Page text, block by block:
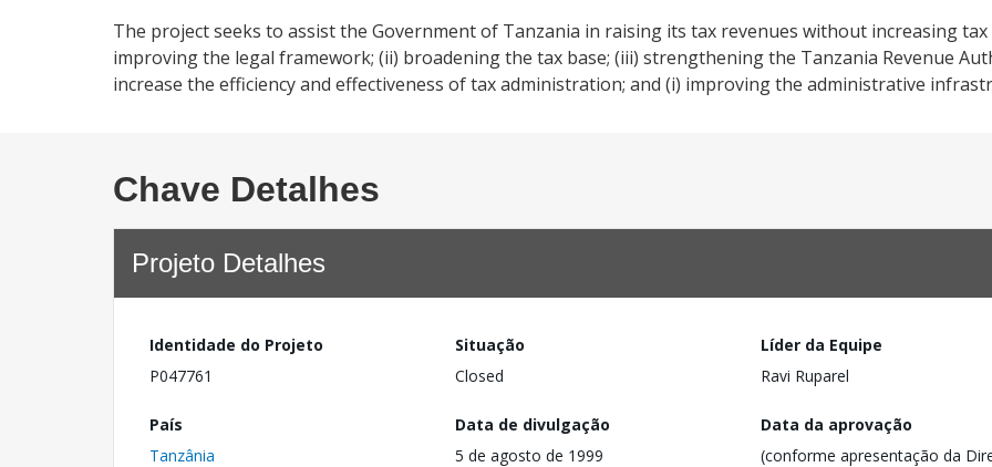
The project seeks to assist the Government of Tanzania in raising its tax revenues without increasing tax
improving the legal framework; (ii) broadening the tax base; (iii) strengthening the Tanzania Revenue
increase the efficiency and effectiveness of tax administration; and (i) improving the administrative
Chave Detalhes
Projeto Detalhes
Identidade do Projeto
P047761
Situação
Closed
Líder da Equipe
Ravi Ruparel
País
Tanzânia
Data de divulgação
5 de agosto de 1999
Data da aprovação
(conforme apresentação da